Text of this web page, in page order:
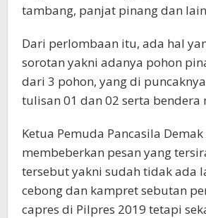
tambang, panjat pinang dan
Dari perlombaan itu, ada hal
sorotan yakni adanya pohon
dari 3 pohon, yang di
tulisan 01 dan 02 serta bendera
Ketua Pemuda Pancasila
membeberkan pesan yang
tersebut yakni sudah tidak ada
cebong dan kampret sebutan
capres di Pilpres 2019 tetapi